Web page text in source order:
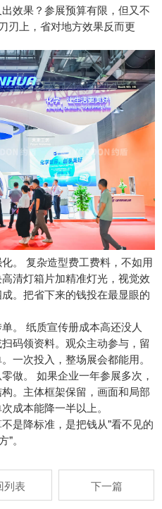
果？参展预算有限，但又不
刃上，省对地方效果反而更
复杂造型费工费料，不如用
清灯箱片加精准灯光，视觉效
。把省下来的钱投在最显眼的
纸质宣传册成本高还没人
码领资料。观众主动参与，留
一次投入，整场展会都能用。
。 如果企业一年参展多次，
。主体框架保留，画面和局部
成本能降一半以上。
是降标准，是把钱从"看不见的
。
列表 下一篇